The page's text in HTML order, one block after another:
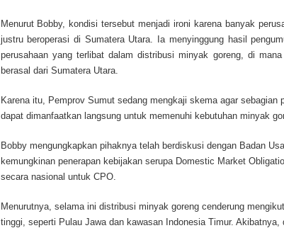
Menurut Bobby, kondisi tersebut menjadi ironi karena banyak
justru beroperasi di Sumatera Utara. Ia menyinggung hasil
perusahaan yang terlibat dalam distribusi minyak goreng, di
berasal dari Sumatera Utara.
Karena itu, Pemprov Sumut sedang mengkaji skema agar sebagian
dapat dimanfaatkan langsung untuk memenuhi kebutuhan minyak
Bobby mengungkapkan pihaknya telah berdiskusi dengan Badan
kemungkinan penerapan kebijakan serupa Domestic Market
secara nasional untuk CPO.
Menurutnya, selama ini distribusi minyak goreng cenderung
tinggi, seperti Pulau Jawa dan kawasan Indonesia Timur.